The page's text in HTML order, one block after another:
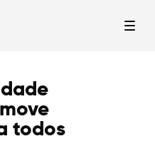
todos